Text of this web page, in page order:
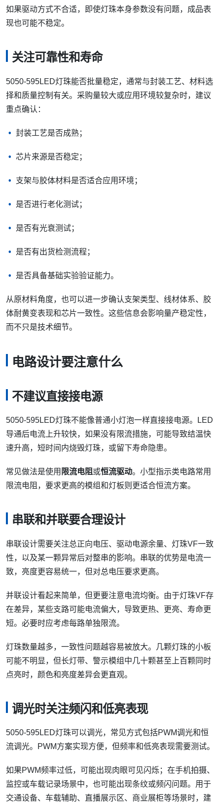
如果驱动方式不合适，即使灯珠本身参数没有问题，成品表
现也可能不稳定。
关注可靠性和寿命
5050-595LED灯珠能否批量稳定，通常与封装工艺、材料选
择和质量控制有关。采购量较大或应用环境较复杂时，建议
重点确认：
封装工艺是否成熟；
芯片来源是否稳定；
支架与胶体材料是否适合应用环境；
是否进行老化测试；
是否有光衰测试；
是否有出货检测流程；
是否具备基础实验验证能力。
从原材料角度，也可以进一步确认支架类型、线材体系、胶
体耐黄变表现和芯片一致性。这些信息会影响量产稳定性，
而不只是技术细节。
电路设计要注意什么
不建议直接接电源
5050-595LED灯珠不能像普通小灯泡一样直接接电源。LED
导通后电流上升较快，如果没有限流措施，可能导致结温快
速升高，短时间内烧毁灯珠，或留下寿命隐患。
常见做法是使用 限流电阻 或恒流驱动。小型指示类电路常用
限流电阻，要求更高的模组和灯板则更适合恒流方案。
串联和并联要合理设计
串联设计需要关注总正向电压、驱动电源余量、灯珠VF一致
性，以及某一颗异常后对整串的影响。串联的优势是电流一
致，亮度更容易统一，但对总电压要求更高。
并联设计看起来简单，但更要注意电流均衡。由于灯珠VF存
在差异，某些支路可能电流偏大，导致更热、更亮、寿命更
短。必要时应考虑每路单独限流。
灯珠数量越多，一致性问题越容易被放大。几颗灯珠的小板
可能不明显，但长灯带、警示模组中几十颗甚至上百颗同时
点亮时，颜色和亮度差异会更直观。
调光时关注频闪和低亮表现
5050-595LED灯珠可以调光，常见方式包括PWM调光和恒
流调光。PWM方案实现方便，但频率和低亮表现需要测试。
如果PWM频率过低，可能出现肉眼可见闪烁；在手机拍摄、
监控或车载记录场景中，也可能出现条纹或频闪问题。用于
交通设备、车载辅助、直播展示区、商业展柜等场景时，建